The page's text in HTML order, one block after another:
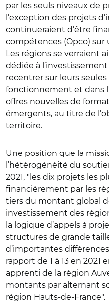
par les seuls niveaux de
l’exception des projets
continueraient d’être
compétences (Opco) sur
Les régions se verraient
dédiée à
recentrer sur leurs
fonctionnement et dans
offres nouvelles de
émergents, au titre de
territoire.
Une position que la
l’hétérogénéité du
2021, "les dix projets les
financièrement par les
tiers du montant global
investissement des
la logique d’appels à
structures de grande
d’importantes
rapport de 1 à 13 en 2021
apprenti de la région
montants par alternant
région Hauts-de-France".